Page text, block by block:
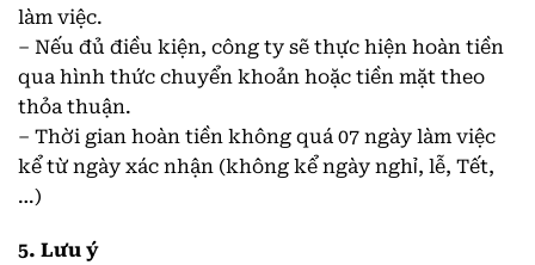
làm việc.
– Nếu đủ điều kiện, công ty sẽ thực hiện hoàn tiền
qua hình thức chuyển khoản hoặc tiền mặt theo
thỏa thuận.
– Thời gian hoàn tiền không quá 07 ngày làm việc
kể từ ngày xác nhận (không kể ngày nghỉ, lễ, Tết,
…)
5. Lưu ý